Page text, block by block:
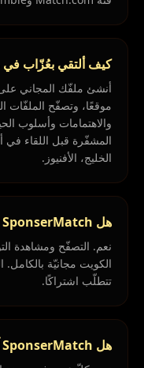
كيف ألتقي بعُزّاب في
موقعًا، وتصفّح
والاهتمامات وأسلوب
المشفّرة قبل اللقاء في
الخليج، الأفنيوز.
هل SponserMatch مجاني في مدينة الكويت؟
نعم. التصفّح ومشاهدة
الكويت مجانيّة بالكامل.
تتطلّب اشتراكًا.
هل SponserMatch آمن للعُزّاب في مدينة الكويت؟